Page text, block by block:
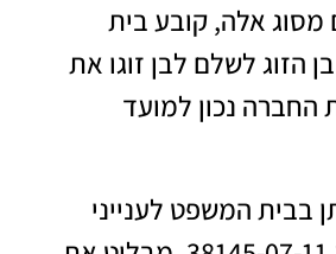
מסוג אלה, קובע בית
הזוג לשלם לבן זוגו את
החברה נכון למועד
בבית המשפט לענייני